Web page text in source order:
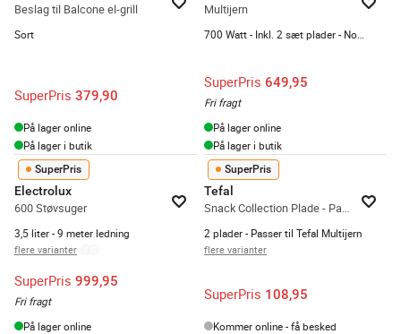
Beslag til Balcone el-grill
Sort
SuperPris 379,90
På lager online
På lager i butik
Multijern
SuperPris 649,95
Fri fragt
På lager online
På lager i butik
SuperPris
Electrolux
600 Støvsuger
3,5 liter - 9 meter ledning
flere varianter
SuperPris 999,95
Fri fragt
På lager online
SuperPris
Tefal
Snack Collection Plade - Pandekager
2 plader - Passer til Tefal Multijern
flere varianter
SuperPris 108,95
Kommer online - få besked